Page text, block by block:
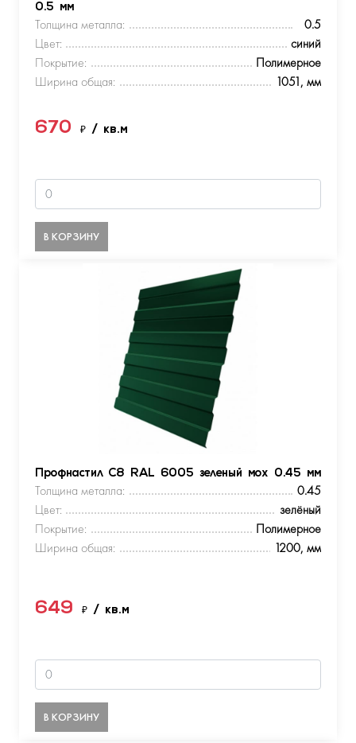
0.5 мм
Толщина металла:
0.5
Цвет:
синий
Покрытие:
Полимерное
Ширина общая:
1051, мм
670 ₽ / кв.м
В КОРЗИНУ
Профнастил С8 RAL 6005 зеленый мох 0.45 мм
Толщина металла:
0.45
Цвет:
зелёный
Покрытие:
Полимерное
Ширина общая:
1200, мм
649 ₽ / кв.м
В КОРЗИНУ